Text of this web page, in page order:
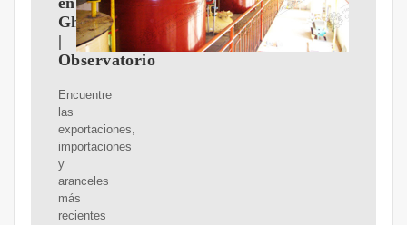
Ghana
|
Observatorio
Encuentre
las
exportaciones,
importaciones
y
aranceles
más
recientes